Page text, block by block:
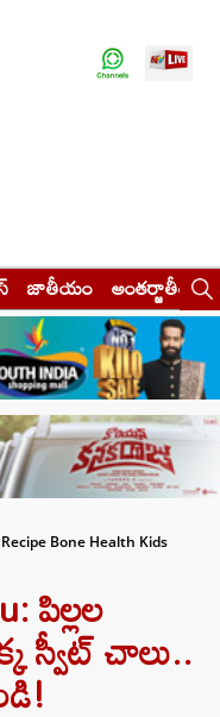
జాతీయం అంతర్జాతీయం
Bone Health Kids
పిల్లల
స్వీట్ చాలు..